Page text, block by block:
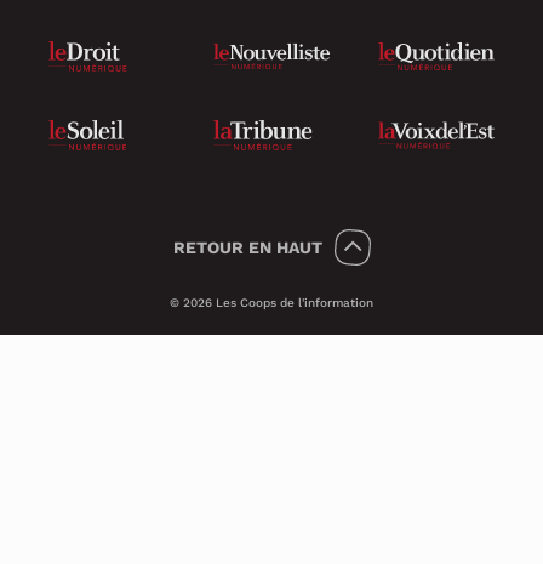
RETOUR EN HAUT
© 2026 Les Coops de l'information